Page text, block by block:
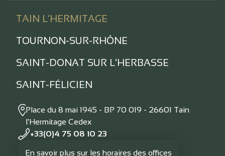
TAIN L’HERMITAGE
TOURNON-SUR-RHÔNE
SAINT-DONAT SUR L’HERBASSE
SAINT-FÉLICIEN
Place du 8 mai 1945 - BP 70 019 - 26601 Tain
l'Hermitage Cedex
+33(0)4 75 08 10 23
En savoir plus sur les horaires des offices